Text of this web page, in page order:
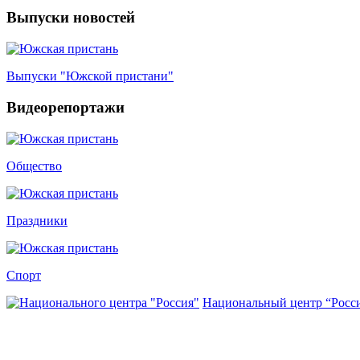
Выпуски новостей
Выпуски "Южской пристани"
Видеорепортажи
Общество
Праздники
Спорт
Национальный центр